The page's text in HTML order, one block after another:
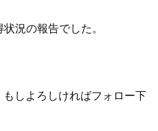
況の報告でした。
しよろしければフォロー下